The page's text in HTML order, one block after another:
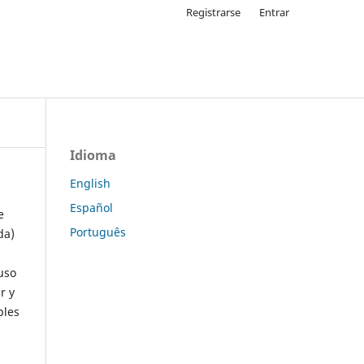
Registrarse Entrar
y
Idioma
English
Español
Português